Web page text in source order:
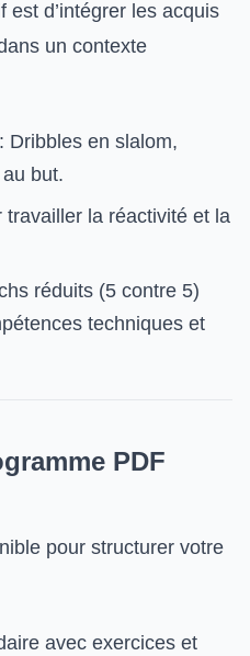
est d’intégrer les acquis
un contexte
Dribbles en slalom,
but.
la réactivité et la
réduits (5 contre 5)
techniques et
PDF
pour structurer votre
avec exercices et